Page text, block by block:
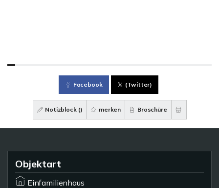
Facebook (Twitter)
Notizblock () merken Broschüre
Objektart
Einfamilienhaus